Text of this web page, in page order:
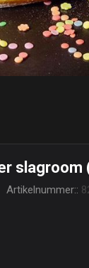
Artikelnummer::